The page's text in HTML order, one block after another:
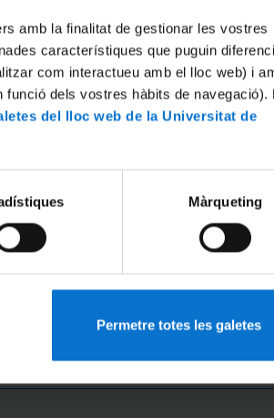
amb la finalitat de gestionar les vostres
característiques que puguin
com interactueu amb el lloc web) i
funció dels vostres hàbits de navegació).
del lloc web de la Universitat de
Màrqueting
Permetre totes les galetes
climàtic
de gasos amb efecte
treballi de forma